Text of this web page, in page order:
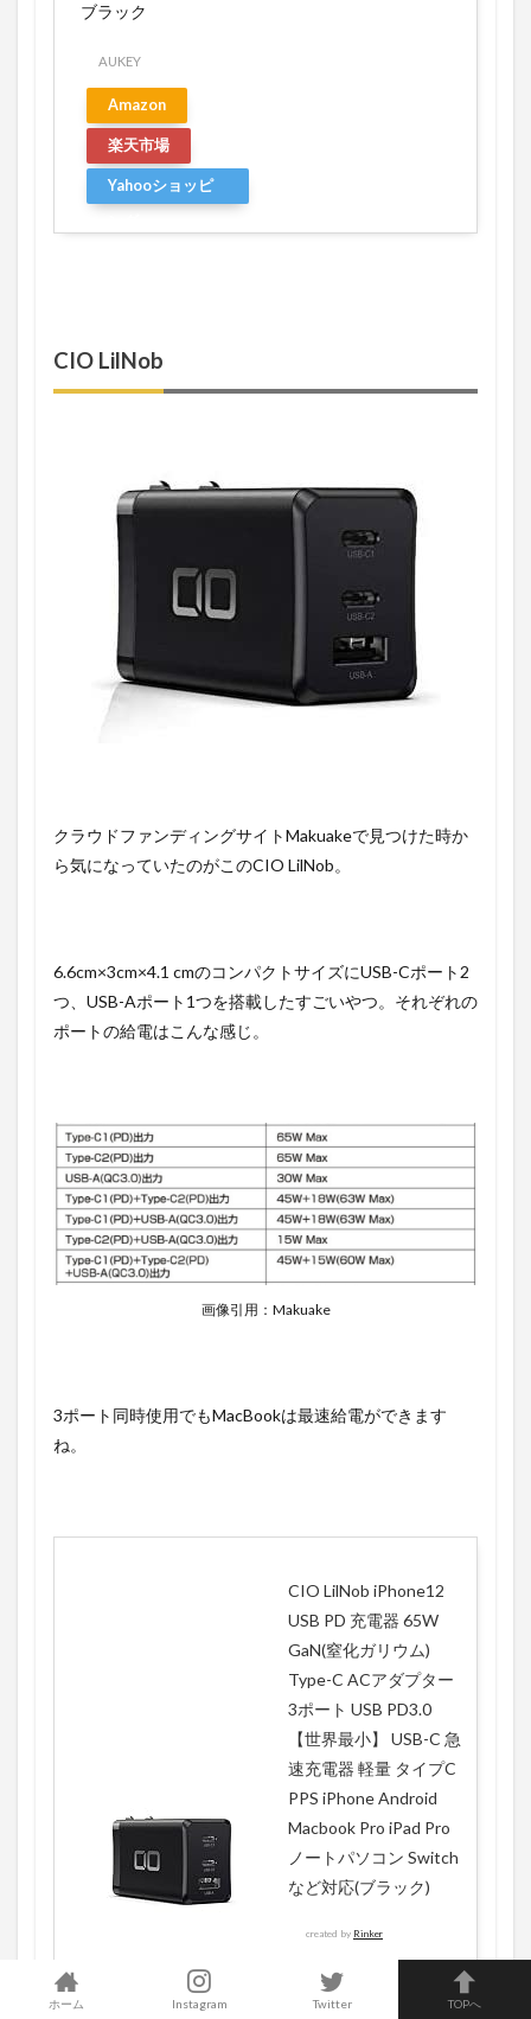
ブラック
AUKEY
Amazon
楽天市場
Yahooショッピ
CIO LilNob
クラウドファンディングサイトMakuakeで見つけた時か
ら気になっていたのがこのCIO LilNob。
6.6cm×3cm×4.1 cmのコンパクトサイズにUSB-Cポート2
つ、USB-Aポート1つを搭載したすごいやつ。それぞれの
ポートの給電はこんな感じ。
画像引用：Makuake
3ポート同時使用でもMacBookは最速給電ができます
ね。
CIO LilNob iPhone12
USB PD 充電器 65W
GaN(窒化ガリウム)
Type-C ACアダプター
3ポート USB PD3.0
【世界最小】 USB-C 急
速充電器 軽量 タイプC
PPS iPhone Android
Macbook Pro iPad Pro
ノートパソコン Switch
など対応(ブラック)
created by Rinker
ＣＩＯ
ホーム Instagram Twitter TOPへ